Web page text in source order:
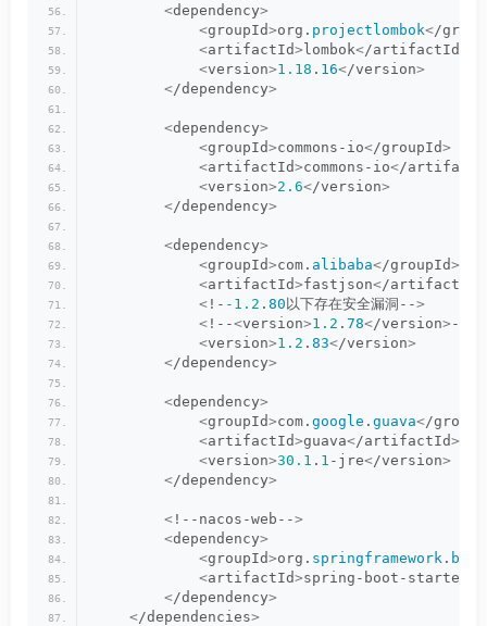
<dependency>
<groupId>org. projectlombok</
<artifactId> lombok</artifactId
<version>1.18 . 16</version>
</dependency>
<dependency>
<groupId>commons-io</groupId>
<artifactId>commons-io</
<version>2.6</version>
</dependency>
<dependency>
<groupId>com. alibaba</groupId>
<artifactId>fastjson</artifactId
< !- -1.2 . 80 以下存在安全漏洞-->
< !--<version>1.2 . 78</version> --
<version>1.2 . 83</version>
</dependency>
<dependency>
<groupId>com. google . guava</
<artifactId>guava</artifactId>
<version>30.1 . 1 -jre</version>
</dependency>
< !--nacos-web-->
<dependency>
<groupId>org. springframework . boot
<artifactId>spring-boot-starter-
</dependency>
</dependencies>